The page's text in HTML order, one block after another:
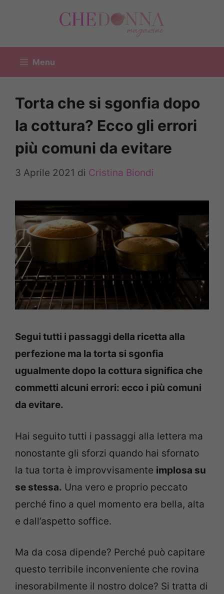
Menu
Torta che si sgonfia dopo
la cottura? Ecco gli errori
più comuni da evitare
3 Aprile 2021 di Cristina Biondi
Segui tutti i passaggi della ricetta alla
perfezione ma la torta si sgonfia
ugualmente dopo la cottura significa che
commetti alcuni errori: ecco i più comuni
da evitare.
Hai seguito tutti i passaggi alla lettera ma
nonostante gli sforzi quando hai sfornato
la tua torta è improvvisamente implosa su
se stessa. Una vero e proprio peccato
perché fino a quel momento era bella, alta
e dall’aspetto soffice.
Ma da cosa dipende? Perché può capitare
questo terribile inconveniente che rovina
inesorabilmente il nostro dolce? Si tratta di